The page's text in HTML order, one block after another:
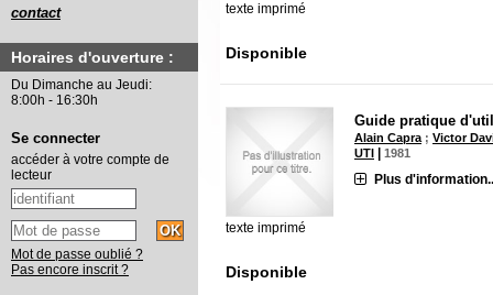
texte imprimé
Disponible
texte imprimé
Guide pratique
Alain Capra ;Victor
UTI |1981
Plus
Disponible
contact
Horaires d'ouverture :
Du Dimanche au Jeudi:
8:00h - 16:30h
Se connecter
accéder à votre compte de
lecteur
Mot de passe oublié ?
Pas encore inscrit ?